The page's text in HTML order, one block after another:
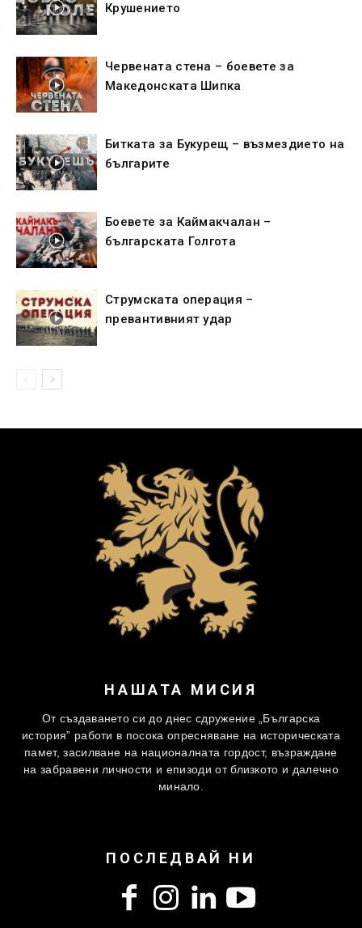
Крушението
Червената стена – боевете за
Македонската Шипка
Битката за Букурещ – възмездието на
българите
Боевете за Каймакчалан –
българската Голгота
Струмската операция –
превантивният удар
НАШАТА МИСИЯ
От създаването си до днес сдружение „Българска
история” работи в посока опресняване на историческата
памет, засилване на националната гордост, възраждане
на забравени личности и епизоди от близкото и далечно
минало.
ПОСЛЕДВАЙ НИ